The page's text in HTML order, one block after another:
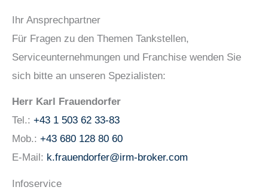
Ihr Ansprechpartner
Für Fragen zu den Themen Tankstellen,
Serviceunternehmungen und Franchise wenden Sie
sich bitte an unseren Spezialisten:
Herr Karl Frauendorfer
Tel.: +43 1 503 62 33-83
Mob.: +43 680 128 80 60
E-Mail: k.frauendorfer@irm-broker.com
Infoservice